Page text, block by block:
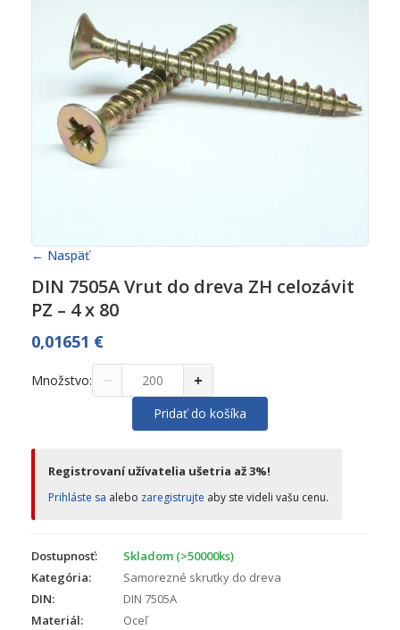
← Naspäť
DIN 7505A Vrut do dreva ZH celozávit
PZ – 4 x 80
0,01651 €
Množstvo: − +
Pridať do košíka
Registrovaní užívatelia ušetria až 3%!
Prihláste sa alebo zaregistrujte aby ste videli vašu cenu.
Dostupnosť:
Skladom (>50000ks)
Kategória:
Samorezné skrutky do dreva
DIN:
DIN 7505A
Materiál:
Oceľ